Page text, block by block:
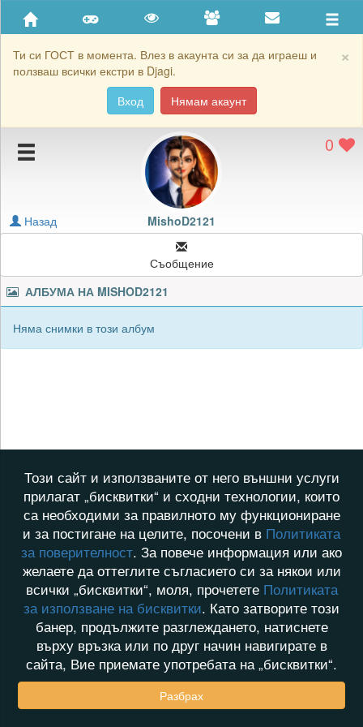
×
Ти си ГОСТ в момента. Влез в акаунта си за да играеш и
ползваш всички екстри в Djagi.
Вход
Нямам акаунт
Приятели
Хронология на игри
Подаръците на MishoD2121
Картичките на MishoD2121
Блокирай MishoD2121
0
MishoD2121
Назад
Съобщение
АЛБУМА НА MISHOD2121
Няма снимки в този албум
Този сайт и използваните от него външни услуги
прилагат „бисквитки“ и сходни технологии, които
са необходими за правилното му функциониране
и за постигане на целите, посочени в Политиката
за поверителност. За повече информация или ако
желаете да оттеглите съгласието си за някои или
всички „бисквитки“, моля, прочетете Политиката
за използване на бисквитки. Като затворите този
банер, продължите разглеждането, натиснете
върху връзка или по друг начин навигирате в
сайта, Вие приемате употребата на „бисквитки“.
Разбрах